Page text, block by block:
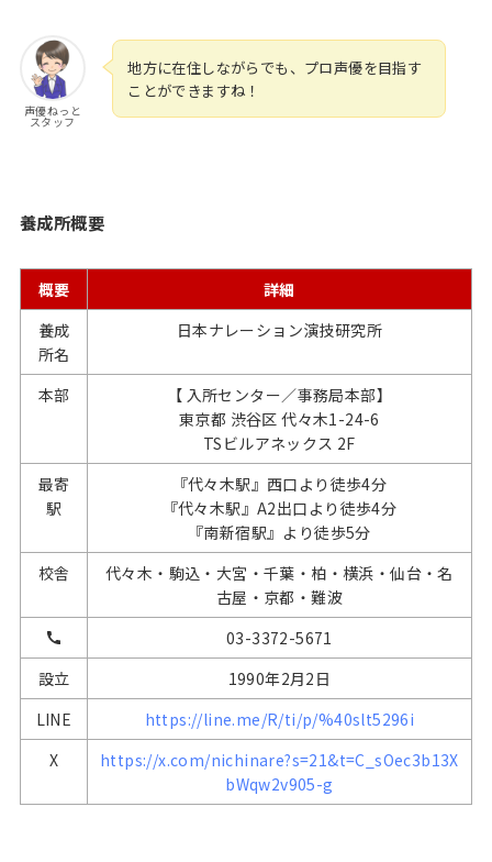
声優ねっと
スタッフ
地方に在住しながらでも、プロ声優を目指す
ことができますね！
養成所概要
概要
詳細
養成
所名
日本ナレーション演技研究所
本部
【 入所センター／事務局本部】
東京都 渋谷区 代々木1-24-6
TSビルアネックス 2F
最寄
駅
『代々木駅』西口より徒歩4分
『代々木駅』A2出口より徒歩4分
『南新宿駅』より徒歩5分
校舎
代々木・駒込・大宮・千葉・柏・横浜・仙台・名
古屋・京都・難波
03-3372-5671
設立
1990年2月2日
LINE
https://line.me/R/ti/p/%40slt5296i
X
https://x.com/nichinare?s=21&t=C_sOec3b13X
bWqw2v905-g